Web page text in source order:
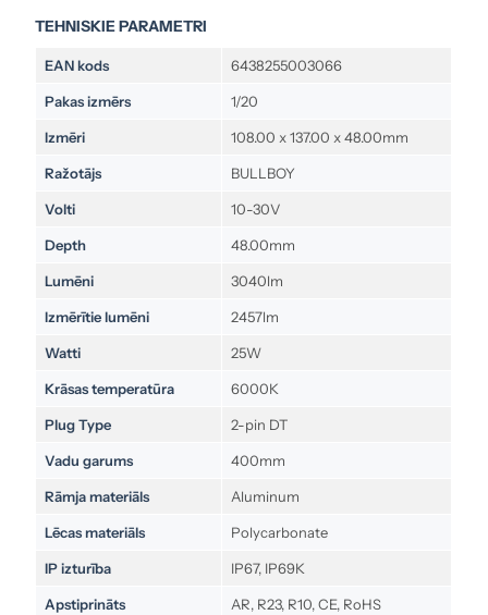
TEHNISKIE PARAMETRI
EAN kods 6438255003066
Pakas izmērs 1/20
Izmēri 108.00 x 137.00 x 48.00mm
Ražotājs BULLBOY
Volti 10-30V
Depth 48.00mm
Lumēni 3040lm
Izmērītie lumēni 2457lm
Watti 25W
Krāsas temperatūra 6000K
Plug Type 2-pin DT
Vadu garums 400mm
Rāmja materiāls Aluminum
Lēcas materiāls Polycarbonate
IP izturība IP67, IP69K
Apstiprināts AR, R23, R10, CE, RoHS